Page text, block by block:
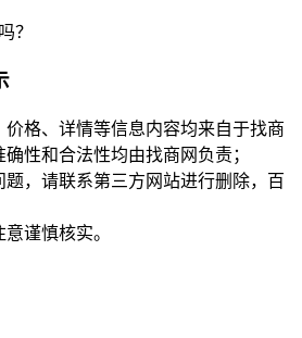
？
价格、详情等信息内容均来自于找商
性和合法性均由找商网负责；
题，请联系第三方网站进行删除，百
谨慎核实。